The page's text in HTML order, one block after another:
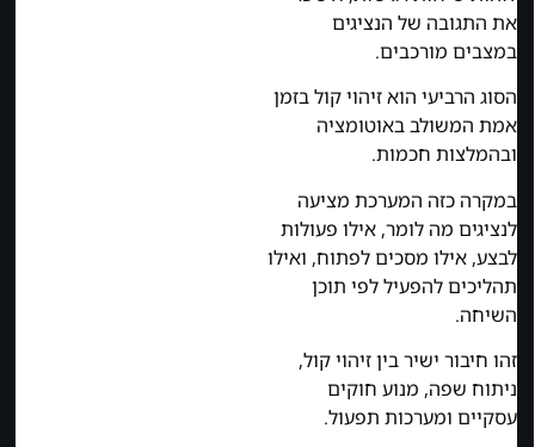
את התגובה של הנציגים
במצבים מורכבים.
הסוג הרביעי הוא זיהוי קול בזמן
אמת המשולב באוטומציה
ובהמלצות חכמות.
במקרה כזה המערכת מציעה
לנציגים מה לומר, אילו פעולות
לבצע, אילו מסכים לפתוח, ואילו
תהליכים להפעיל לפי תוכן
השיחה.
זהו חיבור ישיר בין זיהוי קול,
ניתוח שפה, מנוע חוקים
עסקיים ומערכות תפעול.